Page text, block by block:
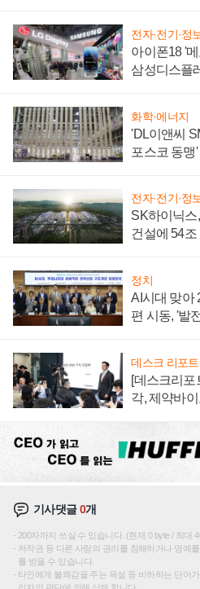
전자·전기·정
아이폰18 '
삼성디스플
화학·에너지
'DL이앤씨
포스코 동맹
전자·전기·정
SK하이닉스
건설에 54조
정치
AI시대 맞아
편 시동, '발
데스크 리포트
[데스크리포
각, 제약바
기사댓글0개
200자까지 쓰실 수 있습니다. (현재 0 byte / 최대
저작권 등 다른 사람의 권리를 침해하거나 명예
를 받을 수 있습니다.
타인에게 불쾌감을 주는 욕설 등 비하하는 단어